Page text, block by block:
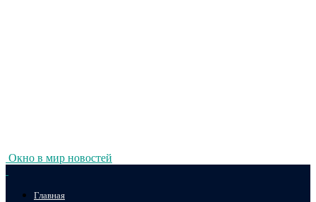
Окно в мир новостей
Главная